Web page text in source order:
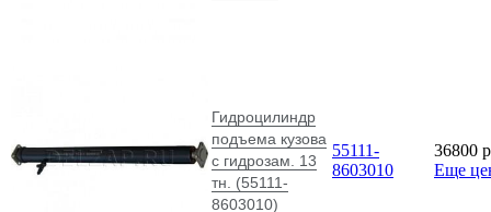
Гидроцилиндр
подъема кузова
с гидрозам. 13
тн. (55111-
8603010)
55111-
8603010
36800 p
Еще